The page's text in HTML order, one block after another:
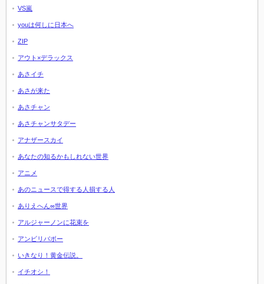
VS嵐
youは何しに日本へ
ZIP
アウト×デラックス
あさイチ
あさが来た
あさチャン
あさチャンサタデー
アナザースカイ
あなたの知るかもしれない世界
アニメ
あのニュースで得する人損する人
ありえへん∞世界
アルジャーノンに花束を
アンビリバボー
いきなり！黄金伝説。
イチオシ！